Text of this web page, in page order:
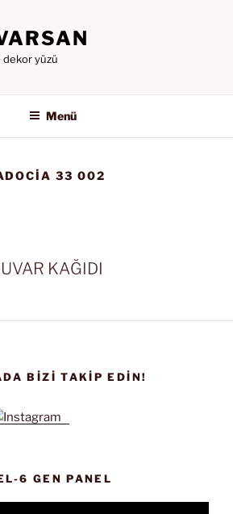
dekor yüzü
Menü
33 002
KAĞIDI
BIZI TAKIP EDIN!
6 GEN PANEL